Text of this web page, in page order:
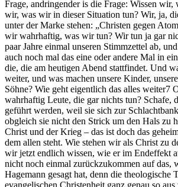
Frage, andringender is die Frage: Wissen wir,
wir, was wir in dieser Situation tun? Wir, ja,
unter der Marke stehen: „Christen gegen
wir wahrhaftig, was wir tun? Wir tun ja gar
paar Jahre einmal unseren Stimmzettel ab,
auch noch mal das eine oder andere Mal in
die, die am heutigen Abend stattfindet. Und
weiter, und was machen unsere Kinder,
Söhne? Wie geht eigentlich das alles weiter7
wahrhaftig Leute, die gar nichts tun? Schafe,
geführt werden, weil sie sich zur
obgleich sie nicht den Strick um den Hals zu
Christ und der Krieg – das ist doch das
dem allen steht. Wie stehen wir als Christ zu
wir jetzt endlich wissen, wie er im Endeffekt
nicht noch einmal zurückzukommen auf das,
Hagemann gesagt hat, denn die theologische
evangelischen Christenheit ganz genau so